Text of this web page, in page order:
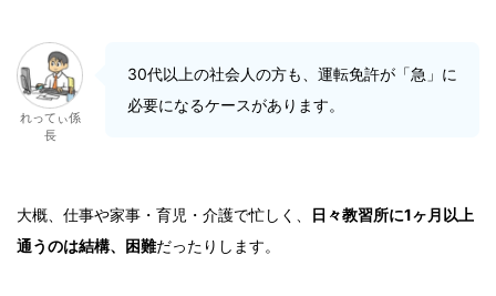
れってぃ係
長
30代以上の社会人の方も、運転免許が「急」に
必要になるケースがあります。
大概、仕事や家事・育児・介護で忙しく、
日々教習所に1ヶ月以上
通うのは結構、困難だったりします。